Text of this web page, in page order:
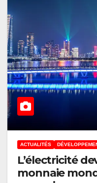
ACTUALITÉS
L’électricité
monnaie